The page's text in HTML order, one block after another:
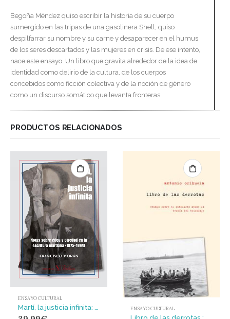
Begoña Méndez quiso escribir la historia de su cuerpo
sumergido en las tripas de una gasolinera Shell; quiso
despilfarrar su nombre y su carne y desaparecer en el humus
de los seres descartados y las mujeres en crisis. De ese intento,
nace este ensayo. Un libro que gravita alrededor de la idea de
identidad como delirio de la cultura, de los cuerpos
concebidos como ficción colectiva y de la noción de género
como un discurso somático que levanta fronteras.
PRODUCTOS RELACIONADOS
ENSAYO CULTURAL
ENSAYO CULTURAL